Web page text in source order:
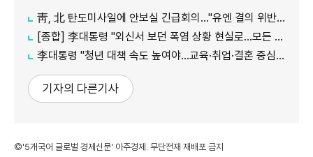
靑, 北 탄도미사일에 안보실 긴급회의…"유엔 결의 위반, 즉각 중단 촉구"
[종합] 李대통령 "외신서 보던 폭염 상황 현실로…모든 행정력 총동원하라"
李대통령 "청년 대책 속도 높여야…교육·취업·결혼 중심 정책 재편"
기자의 다른기사
©'5개국어 글로벌 경제신문' 아주경제. 무단전재·재배포 금지